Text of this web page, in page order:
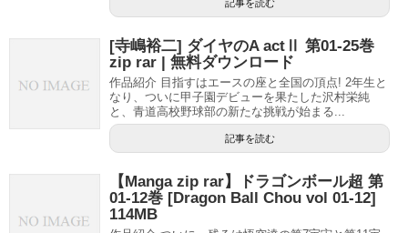
記事を読む
[寺嶋裕二] ダイヤのA actⅡ 第01-25巻
zip rar | 無料ダウンロード
作品紹介 目指すはエースの座と全国の頂点! 2年生と
なり、ついに甲子園デビューを果たした沢村栄純
と、青道高校野球部の新たな挑戦が始まる...
記事を読む
【Manga zip rar】ドラゴンボール超 第
01-12巻 [Dragon Ball Chou vol 01-12]
114MB